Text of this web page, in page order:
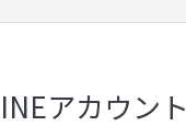
アカウン